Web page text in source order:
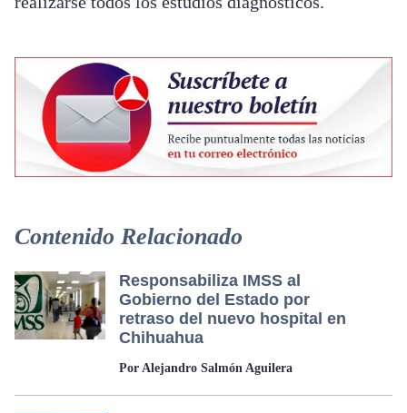
Contenido Relacionado
Responsabiliza IMSS al
Gobierno del Estado por
retraso del nuevo hospital en
Chihuahua
Por Alejandro Salmón Aguilera